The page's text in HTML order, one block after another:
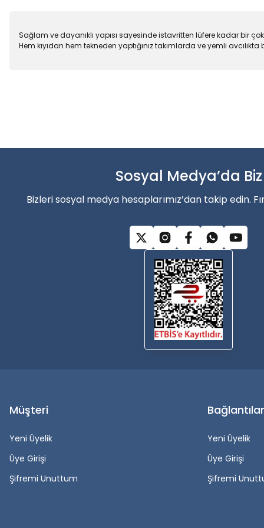
Sağlam ve dayanıklı yapısı sayesinde istavritten lüfere kadar bir
Hem kıyıdan hem tekneden yaptığınız takımlarda ve yemli avcılıkta
Ürün fiyatı diğer sitelerden daha pahalı.
Bu ürüne benzer farklı alternatifler olmalı.
Alışverişe Başla
Sosyal Medya’da Biz
Bizleri sosyal medya hesaplarımız’dan takip edin.
Müşteri
Yeni Üyelik
Üye Girişi
Şifremi Unuttum
Bağlantılar
Yeni Üyelik
Üye Girişi
Şifremi